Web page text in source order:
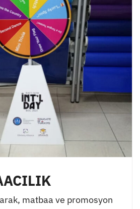
matbaa ve promosyon